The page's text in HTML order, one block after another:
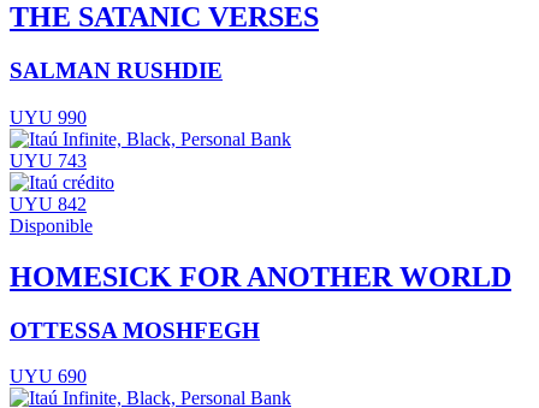
THE SATANIC VERSES
SALMAN RUSHDIE
UYU 990
UYU 743
UYU 842
Disponible
HOMESICK FOR ANOTHER WORLD
OTTESSA MOSHFEGH
UYU 690